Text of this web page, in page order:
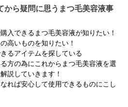
から疑問に思うまつ毛美容液事
入できるまつ毛美容液が知りたい！
高いものを知りたい！
るアイテムを探している
方の為にこれからまつ毛美容液を選
説していきます！
れば安心して使用できるものにこし